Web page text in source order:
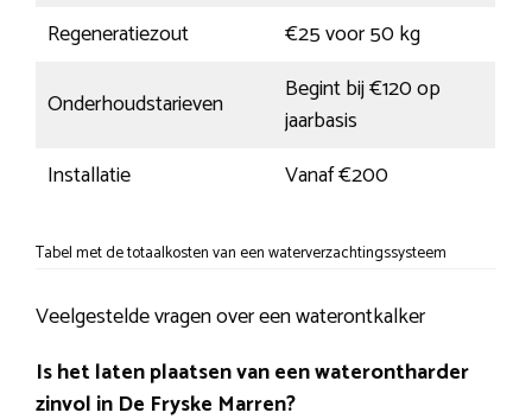
Regeneratiezout
€25 voor 50 kg
Onderhoudstarieven
Begint bij €120 op
jaarbasis
Installatie
Vanaf €200
Tabel met de totaalkosten van een waterverzachtingssysteem
Veelgestelde vragen over een waterontkalker
Is het laten plaatsen van een waterontharder
zinvol in De Fryske Marren?